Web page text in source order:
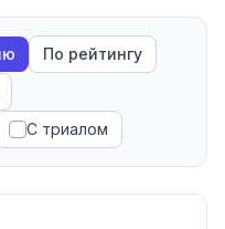
По рейтингу
С триалом